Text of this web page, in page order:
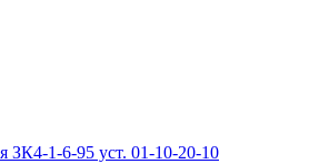
ЗК4-1-6-95 уст. 01-10-20-10